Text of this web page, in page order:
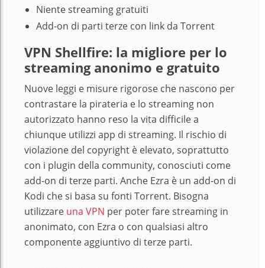
Niente streaming gratuiti
Add-on di parti terze con link da Torrent
VPN Shellfire: la migliore per lo
streaming anonimo e gratuito
Nuove leggi e misure rigorose che nascono per
contrastare la pirateria e lo streaming non
autorizzato hanno reso la vita difficile a
chiunque utilizzi app di streaming. Il rischio di
violazione del copyright è elevato, soprattutto
con i plugin della community, conosciuti come
add-on di terze parti. Anche Ezra è un add-on di
Kodi che si basa su fonti Torrent. Bisogna
utilizzare una VPN per poter fare streaming in
anonimato, con Ezra o con qualsiasi altro
componente aggiuntivo di terze parti.